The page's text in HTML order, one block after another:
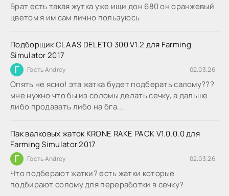
Брат есть такая жутка уже ищи дон 680 он оранжевый
цветом я им сам лично пользуюсь
Подборщик CLAAS DELETO 300 V1.2 для Farming
Simulator 2017
Г Гость Andrey 02.03.26
Опять не ясно! эта жатка будет подберать салому???
мне нужно что бы из соломы делать сечку, а дальше
либо продавать либо на бга...
Пак валковых жаток KRONE RAKE PACK V1.0.0.0 для
Farming Simulator 2017
Г Гость Andrey 02.03.26
Что подберают жатки? есть жатки которые
подбирают солому для переработки в сечку?